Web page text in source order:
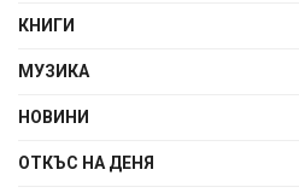
КНИГИ
МУЗИКА
НОВИНИ
ОТКЪС НА ДЕНЯ